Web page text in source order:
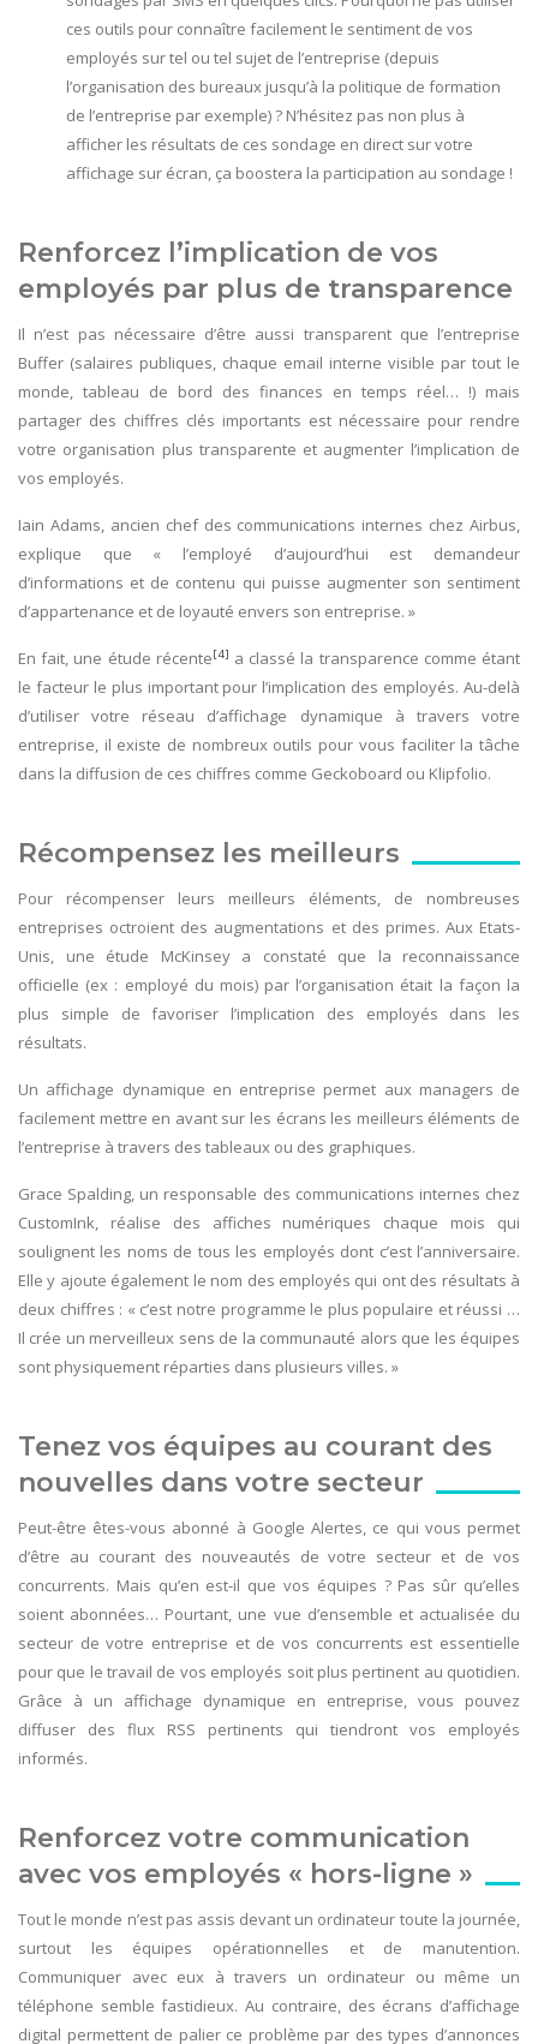
ces outils pour connaître facilement le sentiment de vos
employés sur tel ou tel sujet de l’entreprise (depuis
l’organisation des bureaux jusqu’à la politique de formation
de l’entreprise par exemple) ? N’hésitez pas non plus à
afficher les résultats de ces sondage en direct sur votre
affichage sur écran, ça boostera la participation au sondage !
Renforcez l’implication de vos
employés par plus de transparence
Il n’est pas nécessaire d’être aussi transparent que l’entreprise
Buffer (salaires publiques, chaque email interne visible par tout le
monde, tableau de bord des finances en temps réel… !) mais
partager des chiffres clés importants est nécessaire pour rendre
votre organisation plus transparente et augmenter l’implication de
vos employés.
Iain Adams, ancien chef des communications internes chez Airbus,
explique que « l’employé d’aujourd’hui est demandeur
d’informations et de contenu qui puisse augmenter son sentiment
d’appartenance et de loyauté envers son entreprise. »
En fait, une étude récente[4] a classé la transparence comme étant
le facteur le plus important pour l’implication des employés. Au-delà
d’utiliser votre réseau d’affichage dynamique à travers votre
entreprise, il existe de nombreux outils pour vous faciliter la tâche
dans la diffusion de ces chiffres comme Geckoboard ou Klipfolio.
Récompensez les meilleurs
Pour récompenser leurs meilleurs éléments, de nombreuses
entreprises octroient des augmentations et des primes. Aux Etats-
Unis, une étude McKinsey a constaté que la reconnaissance
officielle (ex : employé du mois) par l’organisation était la façon la
plus simple de favoriser l’implication des employés dans les
résultats.
Un affichage dynamique en entreprise permet aux managers de
facilement mettre en avant sur les écrans les meilleurs éléments de
l’entreprise à travers des tableaux ou des graphiques.
Grace Spalding, un responsable des communications internes chez
CustomInk, réalise des affiches numériques chaque mois qui
soulignent les noms de tous les employés dont c’est l’anniversaire.
Elle y ajoute également le nom des employés qui ont des résultats à
deux chiffres : « c’est notre programme le plus populaire et réussi …
Il crée un merveilleux sens de la communauté alors que les équipes
sont physiquement réparties dans plusieurs villes. »
Tenez vos équipes au courant des
nouvelles dans votre secteur
Peut-être êtes-vous abonné à Google Alertes, ce qui vous permet
d’être au courant des nouveautés de votre secteur et de vos
concurrents. Mais qu’en est-il que vos équipes ? Pas sûr qu’elles
soient abonnées… Pourtant, une vue d’ensemble et actualisée du
secteur de votre entreprise et de vos concurrents est essentielle
pour que le travail de vos employés soit plus pertinent au quotidien.
Grâce à un affichage dynamique en entreprise, vous pouvez
diffuser des flux RSS pertinents qui tiendront vos employés
informés.
Renforcez votre communication
avec vos employés « hors-ligne »
Tout le monde n’est pas assis devant un ordinateur toute la journée,
surtout les équipes opérationnelles et de manutention.
Communiquer avec eux à travers un ordinateur ou même un
téléphone semble fastidieux. Au contraire, des écrans d’affichage
digital permettent de palier ce problème par des types d’annonces